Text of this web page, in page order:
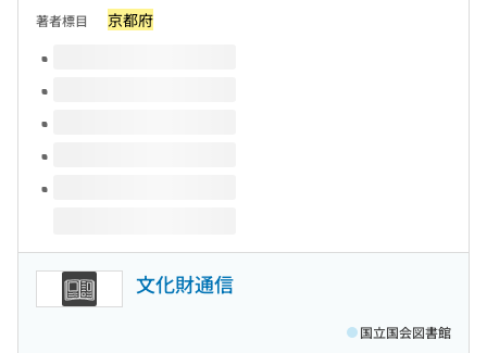
著者標目 京都府
このタイトルの巻号
文化財通信
国立国会図書館